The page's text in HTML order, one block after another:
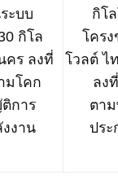
ะบบ
กิโล
คร ลงที่
มโคก
การ
งาน
กิโ
โคร
โวลต์ ไ
ลง
ตา
ปร